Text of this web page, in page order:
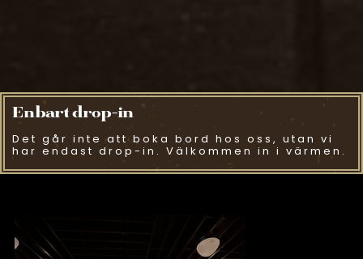
Enbart drop-in
Det går inte att boka bord hos oss, utan vi
har endast drop-in. Välkommen in i värmen.